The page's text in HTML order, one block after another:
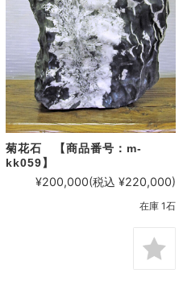
菊花石 【商品番号：m-
kk059】
¥200,000(税込 ¥220,000)
在庫 1石